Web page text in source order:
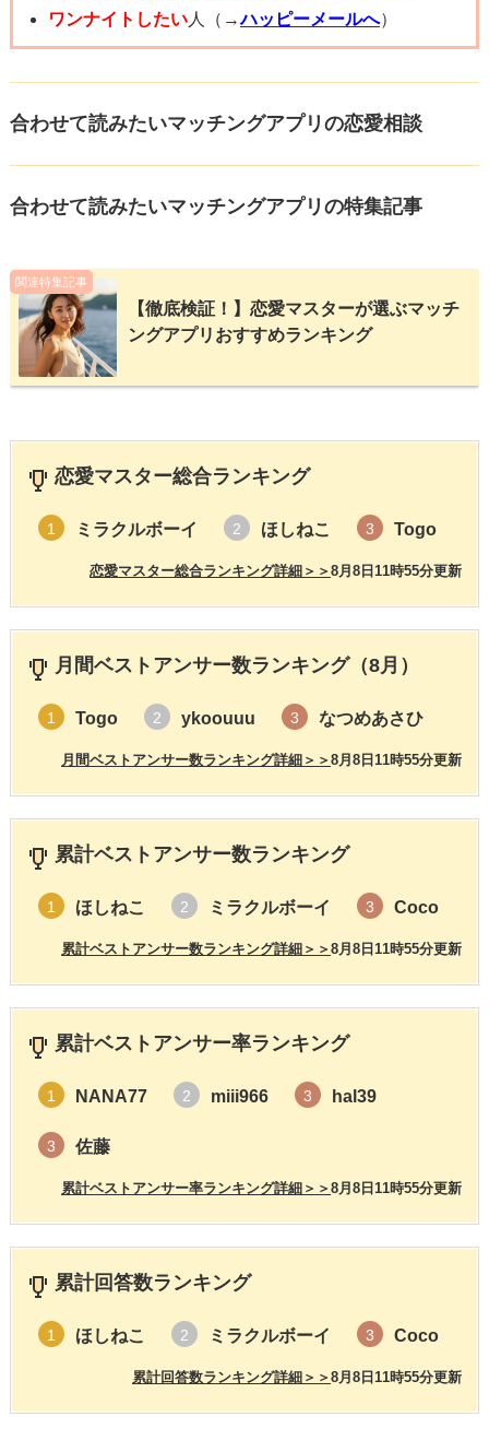
理できることもあります。僕自身も焦って誘って距離を置
かれた経験がありますが、相手のペースを尊重して安心感
ようになりました。
最終的には、「このペースでも一緒にいたいか」「自分が
ださい。逆に自分の性的なニーズがどうしても満たされな
いなら、率直に話し合ってお互いの折り合いをつける必要
があります。恋愛がうまくいくことを願っています。頑張
いので、彼女自身が性行為があまり好きではない上に、あ
まり協力的でないのでなかなかハードルが高いです。
ただ、お泊まりデートで気分が盛り上がった時は性行為に
応じているので、また同じように気分が盛り上がるシチュ
そして、性行為の際は、非常に優しく彼女に接してあげる
ことが肝要です。いわゆるアダルトビデオみたいな力強い
人に包まれている快感を得るようになっていき、徐々に性
参考になれば幸いです。
うまくいくことを願っています。
ワンナイトしたい人（→ハッピーメールへ）
合わせて読みたいマッチングアプリの恋愛相談
合わせて読みたいマッチングアプリの特集記事
関連特集記事
【徹底検証！】恋愛マスターが選ぶマッチ
ングアプリおすすめランキング
恋愛マスター総合ランキング
1 ミラクルボーイ 2 ほしねこ 3 Togo
8月8日11時55分更新
恋愛マスター総合ランキング詳細＞＞
月間ベストアンサー数ランキング（8月）
1 Togo 2 ykoouuu 3 なつめあさひ
8月8日11時55分更新
月間ベストアンサー数ランキング詳細＞＞
累計ベストアンサー数ランキング
1 ほしねこ 2 ミラクルボーイ 3 Coco
8月8日11時55分更新
累計ベストアンサー数ランキング詳細＞＞
累計ベストアンサー率ランキング
1 NANA77 2 miii966 3 hal39
3 佐藤
8月8日11時55分更新
累計ベストアンサー率ランキング詳細＞＞
累計回答数ランキング
1 ほしねこ 2 ミラクルボーイ 3 Coco
8月8日11時55分更新
累計回答数ランキング詳細＞＞